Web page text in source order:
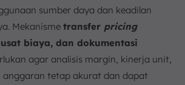
sumber daya dan keadilan
Mekanisme transfer pricing
biaya, dan dokumentasi
agar analisis margin, kinerja unit,
anggaran tetap akurat dan dapat